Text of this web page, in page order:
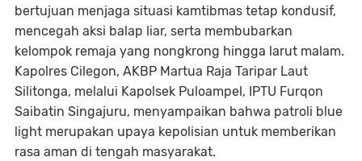
bertujuan menjaga situasi kamtibmas tetap kondusif,
mencegah aksi balap liar, serta membubarkan
kelompok remaja yang nongkrong hingga larut malam.
Kapolres Cilegon, AKBP Martua Raja Taripar Laut
Silitonga, melalui Kapolsek Puloampel, IPTU Furqon
Saibatin Singajuru, menyampaikan bahwa patroli blue
light merupakan upaya kepolisian untuk memberikan
rasa aman di tengah masyarakat.